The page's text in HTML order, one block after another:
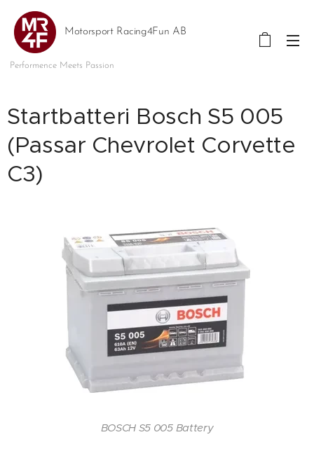
Motorsport Racing4Fun AB
Performence Meets Passion
Startbatteri Bosch S5 005
(Passar Chevrolet Corvette
C3)
BOSCH S5 005 Battery